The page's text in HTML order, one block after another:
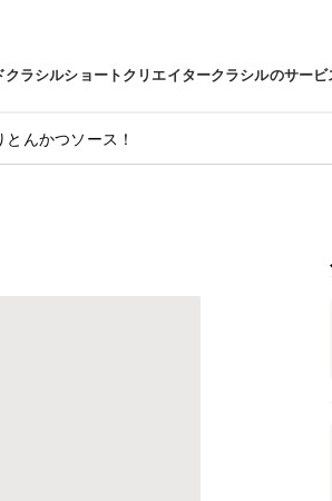
クラシルショートクリエイタークラシルのサービ
んかつソース！